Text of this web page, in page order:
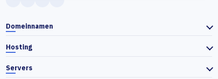
Domeinnamen
Hosting
Servers